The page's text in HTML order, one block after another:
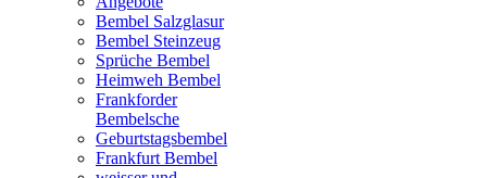
Bembel Salzglasur
Bembel Steinzeug
Sprüche Bembel
Heimweh Bembel
Frankforder
Bembelsche
Geburtstagsbembel
Frankfurt Bembel